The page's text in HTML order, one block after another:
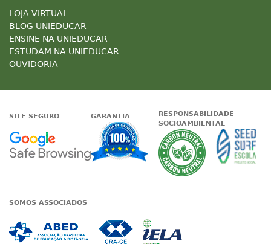
LOJA VIRTUAL
BLOG UNIEDUCAR
ENSINE NA UNIEDUCAR
ESTUDAM NA UNIEDUCAR
OUVIDORIA
SITE SEGURO
Google - Status do site no
GARANTIA
Garantia de
RESPONSABILIDADE
SOCIOAMBIENTAL
A
SOMOS ASSOCIADOS